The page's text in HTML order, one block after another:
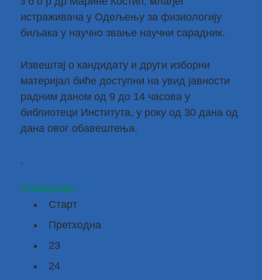
истраживача у Одељењу за физиологију
биљака у научно звање научни сарадник.
Извештај о кандидату и други изборни
материјал биће доступни на увид јавности
радним даном од 9 до 14 часова у
библиотеци Института, у року од 30 дана од
дана овог обавештења.
.
Опширније...
Старт
Претходна
23
24